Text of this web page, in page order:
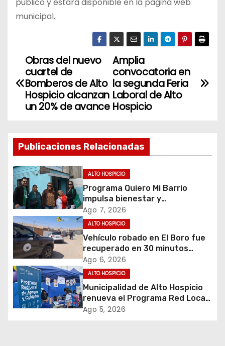
público y estará disponible en la página web
municipal.
N
a
g
a
c
i
ó
n
d
e
Amplia
convocatoria en
la segunda Feria
Laboral de Alto
Hospicio
Obras del nuevo
cuartel de
Bomberos de Alto
Hospicio alcanzan
un 20% de avance
Publicaciones Relacionadas
ALTO HOSPICIO
Programa Quiero Mi Barrio
impulsa bienestar y
envejecimiento activo en
adultos mayores de Alto
Hospicio
Ago 7, 2026
ALTO HOSPICIO
Vehículo robado en El Boro fue
recuperado en 30 minutos
gracias a operativo coordinado
Ago 6, 2026
ALTO HOSPICIO
Municipalidad de Alto Hospicio
renueva el Programa Red Local
de Apoyos y Cuidados
Ago 5, 2026